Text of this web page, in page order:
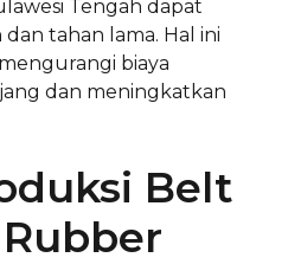
Tengah dapat
tahan lama. Hal ini
biaya
dan meningkatkan
Belt